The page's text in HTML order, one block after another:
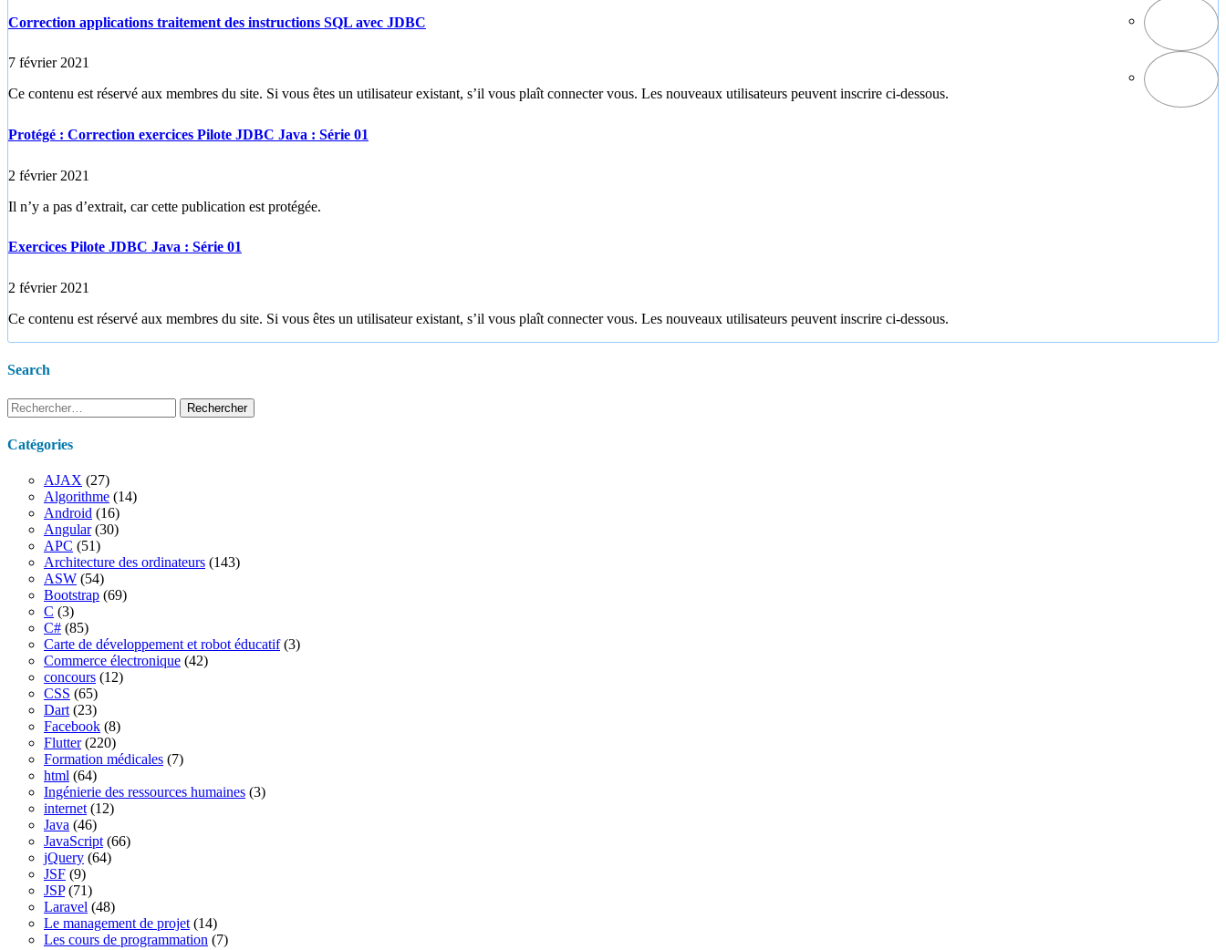
Correction applications traitement des instructions SQL avec JDBC
7 février 2021
Ce contenu est réservé aux membres du site. Si vous êtes un utilisateur existant, s’il vous plaît connecter vous. Les nouveaux utilisateurs peuvent inscrire ci-dessous.
Protégé : Correction exercices Pilote JDBC Java : Série 01
2 février 2021
Il n’y a pas d’extrait, car cette publication est protégée.
Exercices Pilote JDBC Java : Série 01
2 février 2021
Ce contenu est réservé aux membres du site. Si vous êtes un utilisateur existant, s’il vous plaît connecter vous. Les nouveaux utilisateurs peuvent inscrire ci-dessous.
Search
Rechercher :
Catégories
AJAX (27)
Algorithme (14)
Android (16)
Angular(30)
APC (51)
Architecture des ordinateurs (143)
ASW (54)
Bootstrap (69)
C (3)
C# (85)
Carte de développement et robot éducatif(3)
Commerce électronique (42)
concours (12)
CSS (65)
Dart (23)
Facebook (8)
Flutter(220)
Formation médicales (7)
html (64)
Ingénierie des ressources humaines (3)
internet (12)
Java (46)
JavaScript (66)
jQuery (64)
JSF (9)
JSP(71)
Laravel (48)
Le management de projet (14)
Les cours de programmation (7)